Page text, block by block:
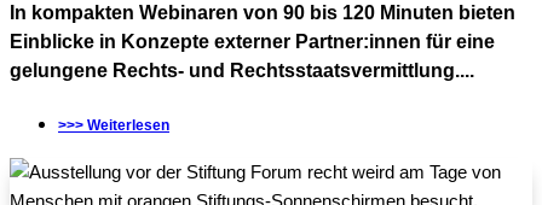
In kompakten Webinaren von 90 bis 120 Minuten bieten
Einblicke in Konzepte externer Partner:innen für eine
gelungene Rechts- und Rechtsstaatsvermittlung....
>>> Weiterlesen